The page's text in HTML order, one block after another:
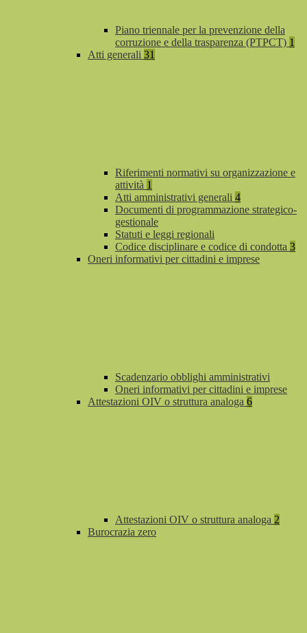
Piano triennale per la prevenzione della
corruzione e della trasparenza (PTPCT) 1
Atti generali 31
Riferimenti normativi su organizzazione e
attività 1
Atti amministrativi generali 4
Documenti di programmazione strategico-
gestionale
Statuti e leggi regionali
Codice disciplinare e codice di condotta 3
Oneri informativi per cittadini e imprese
Scadenzario obblighi amministrativi
Oneri informativi per cittadini e imprese
Attestazioni OIV o struttura analoga 6
Attestazioni OIV o struttura analoga 2
Burocrazia zero